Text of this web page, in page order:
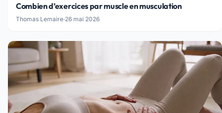
Combien d’exercices par muscle en musculation
Thomas Lemaire·26 mai 2026